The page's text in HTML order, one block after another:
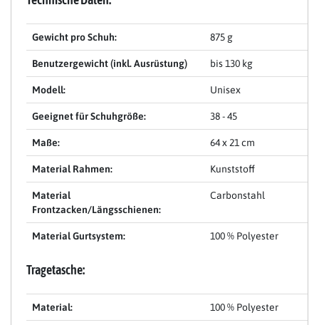
Gewicht pro Schuh: 875 g
Benutzergewicht (inkl. Ausrüstung) bis 130 kg
Modell: Unisex
Geeignet für Schuhgröße: 38 - 45
Maße: 64 x 21 cm
Material Rahmen: Kunststoff
Material
Frontzacken/Längsschienen:
Carbonstahl
Material Gurtsystem: 100 % Polyester
Tragetasche:
Material: 100 % Polyester